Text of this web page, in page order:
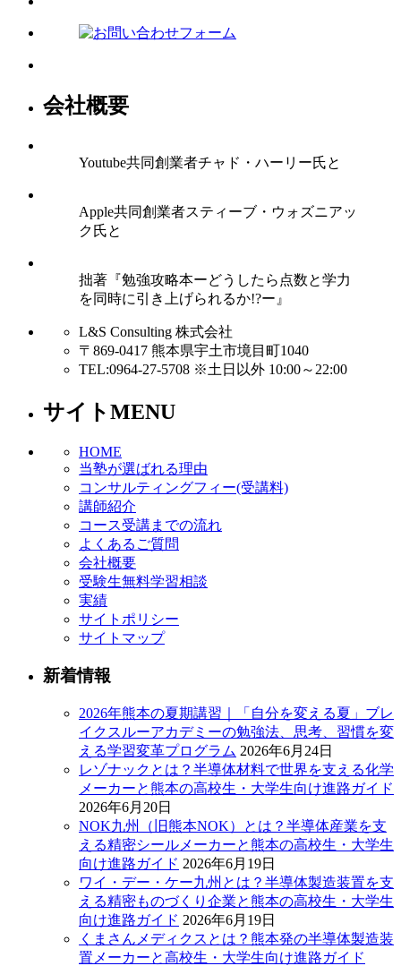
会社概要
Youtube共同創業者チャド・ハーリー氏と
Apple共同創業者スティーブ・ウォズニアッ
ク氏と
拙著『勉強攻略本ーどうしたら点数と学力
を同時に引き上げられるか!?ー』
L&S Consulting 株式会社
〒869-0417 熊本県宇土市境目町1040
TEL:0964-27-5708 ※土日以外 10:00～22:00
サイトMENU
HOME
当塾が選ばれる理由
コンサルティングフィー(受講料)
講師紹介
コース受講までの流れ
よくあるご質問
会社概要
受験生無料学習相談
実績
サイトポリシー
サイトマップ
新着情報
2026年熊本の夏期講習｜「自分を変える夏」ブレ
イクスルーアカデミーの勉強法、思考、習慣を変
える学習変革プログラム 2026年6月24日
レゾナックとは？半導体材料で世界を支える化学
メーカーと熊本の高校生・大学生向け進路ガイド
2026年6月20日
NOK九州（旧熊本NOK）とは？半導体産業を支
える精密シールメーカーと熊本の高校生・大学生
向け進路ガイド 2026年6月19日
ワイ・デー・ケー九州とは？半導体製造装置を支
える精密ものづくり企業と熊本の高校生・大学生
向け進路ガイド 2026年6月19日
くまさんメディクスとは？熊本発の半導体製造装
置メーカーと高校生・大学生向け進路ガイド